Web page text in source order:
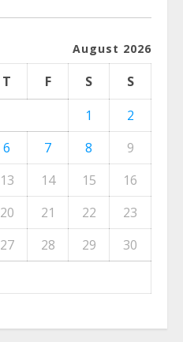
August 2026
T F S
S
1
2
6 7 8
9
13 14 15
16
20 21 22
23
27 28 29
30